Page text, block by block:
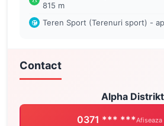
815 m
Teren Sport (Terenuri sport) -
Contact
Alpha Distrikt
0371 *** ***Afiseaza